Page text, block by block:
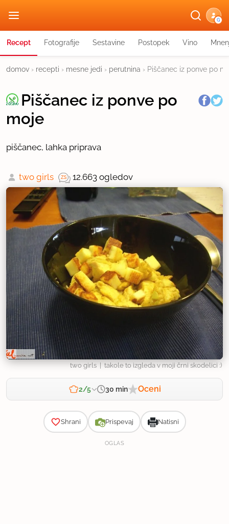
G
Recept Fotografije Sestavine Postopek Vino
domov › recepti › mesne jedi › perutnina › Piščanec iz ponve po
Piščanec iz ponve po
moje
piščanec, lahka priprava
two girls 12.663 ogledov
two girls | takole to izgleda v moji črni skodelici :)
2/5 30 min Oceni
Shrani Prispevaj Natisni
OGLAS